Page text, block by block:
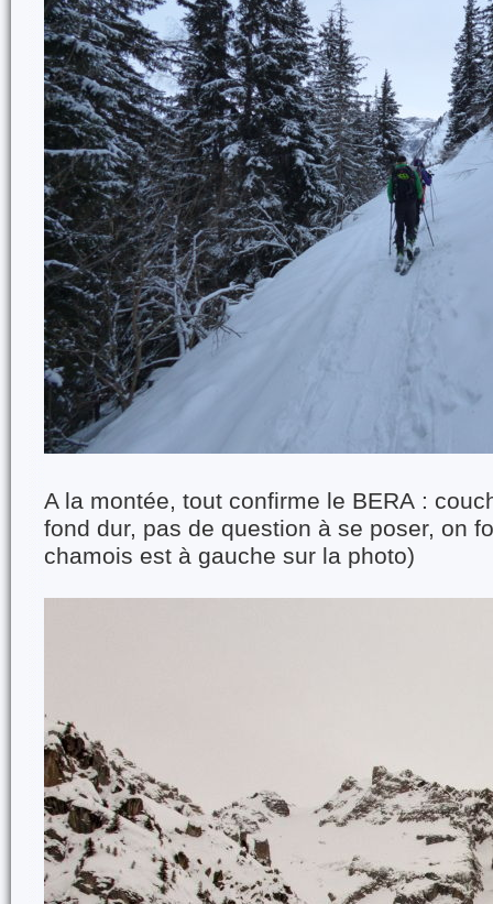
A la montée, tout confirme le BERA :
fond dur, pas de question à se poser, on
chamois est à gauche sur la photo)